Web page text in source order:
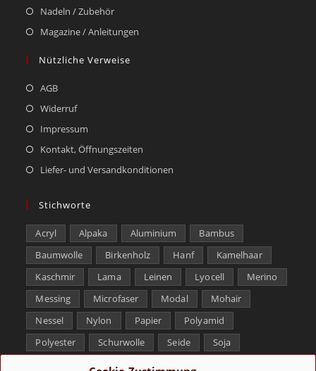
Nadeln / Zubehör
Magazine / Anleitungen
Nützliche Verweise
AGB
Widerruf
Impressum
Kontakt, Öffnungszeiten
Liefer- und Versandkonditionen
Stichworte
Acryl Alpaka Aluminium
Bambus
Baumwolle
Birkenholz Hanf
Kamelhaar
Kaschmir
Lama Leinen Lyocell
Merino
Messing
Microfaser Modal
Mohair
Nessel
Nylon Papier
Polyamid
Polyester
Schurwolle Seide
Soja
Tencel